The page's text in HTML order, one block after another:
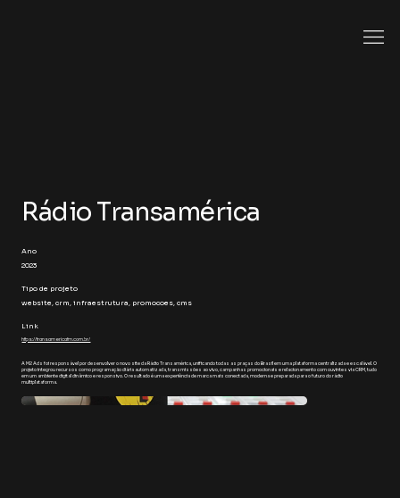
Rádio Transamérica
Ano
2023
Tipo de projeto
website, crm, infraestrutura, promocoes, cms
Link
https://transamericafm.com.br/
A M2 Ads foi responsável por desenvolver o novo site da Rádio Transamérica, unificando todas as praças do Brasil em uma plataforma centralizada e escalável. O
projeto integrou recursos como programação diária automatizada, transmissões ao vivo, campanhas promocionais e relacionamento com ouvintes via CRM, tudo
em um ambiente digital dinâmico e responsivo. O resultado é uma experiência de marca mais conectada, moderna e preparada para o futuro do rádio
multiplataforma.